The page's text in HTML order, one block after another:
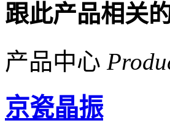
跟此产品相关
产品中心
京瓷晶振